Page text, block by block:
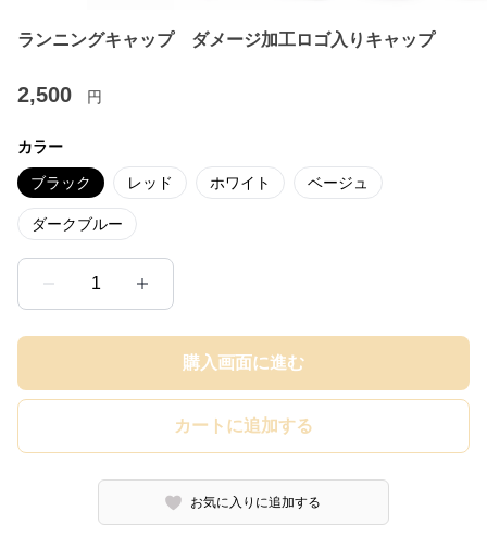
ランニングキャップ ダメージ加工ロゴ入りキャップ
2,500 円
カラー
ブラック レッド ホワイト ベージュ
ダークブルー
1
購入画面に進む
カートに追加する
お気に入りに追加する